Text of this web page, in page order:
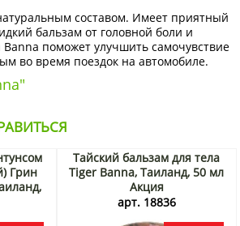
составом. Имеет приятный
бальзам от головной боли и
поможет улучшить самочувствие
во время поездок на автомобиле.
Грин
Тайский бальзам для тела
Tiger Banna, Таиланд, 50 мл
Акция
арт. 18836